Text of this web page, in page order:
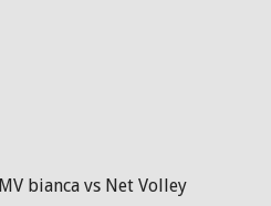
bianca vs Net Volley